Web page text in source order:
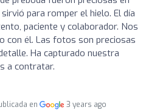
para romper el hielo. El día
paciente y colaborador. Nos
con él. Las fotos son preciosas
Ha capturado nuestra
a contratar.
en 3 years ago